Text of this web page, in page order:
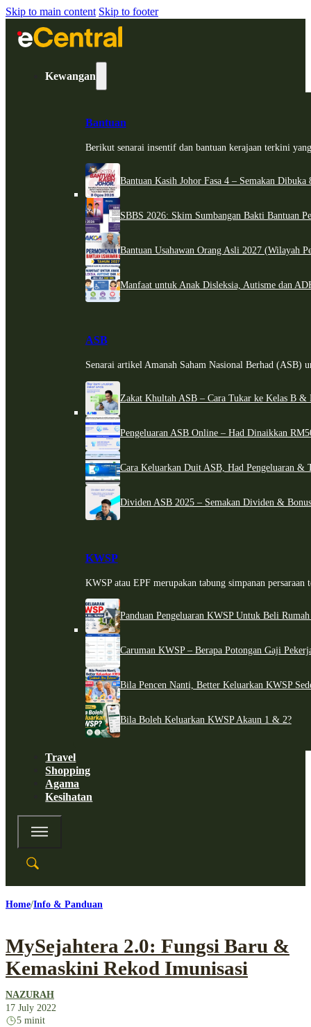
Skip to main content Skip to footer
Kewangan
Bantuan
Berikut senarai insentif dan bantuan kerajaan terkini
Bantuan Kasih Johor Fasa 4 – Semakan
SBBS 2026: Skim Sumbangan Bakti Bantuan
Bantuan Usahawan Orang Asli 2027 (Wilayah
Manfaat untuk Anak Disleksia, Autisme dan
ASB
Senarai artikel Amanah Saham Nasional Berhad (ASB)
Zakat Khultah ASB – Cara Tukar ke Kelas B &
Pengeluaran ASB Online – Had Dinaikkan
Cara Keluarkan Duit ASB, Had Pengeluaran &
Dividen ASB 2025 – Semakan Dividen &
KWSP
KWSP atau EPF merupakan tabung simpanan persaraan
Panduan Pengeluaran KWSP Untuk Beli
Caruman KWSP – Berapa Potongan Gaji
Bila Pencen Nanti, Better Keluarkan KWSP
Bila Boleh Keluarkan KWSP Akaun 1 & 2?
Travel
Shopping
Agama
Kesihatan
Home Info & Panduan
MySejahtera 2.0: Fungsi Baru &
Kemaskini Rekod Imunisasi
NAZURAH
17 July 2022
5 minit